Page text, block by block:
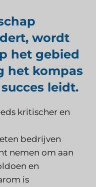
wordt
het gebied
het kompas
leidt.
kritischer en
bedrijven
nemen om aan
en
is